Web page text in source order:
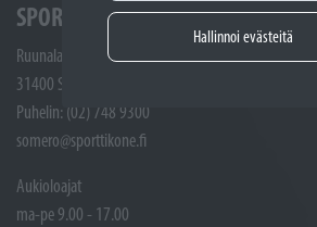
Hallinnoi evästeitä
SPORTTIKONE SOMERO
Ruunalantie 5
31400 Somero
Puhelin: (02) 748 9300
somero@sporttikone.fi
Aukioloajat
ma-pe 9.00 - 17.00